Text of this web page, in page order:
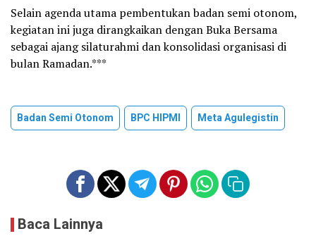
Selain agenda utama pembentukan badan semi otonom,
kegiatan ini juga dirangkaikan dengan Buka Bersama
sebagai ajang silaturahmi dan konsolidasi organisasi di
bulan Ramadan.***
Badan Semi Otonom BPC HIPMI Meta Agulegistin
Baca Lainnya